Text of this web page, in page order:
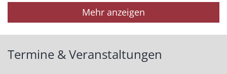
Mehr anzeigen
Termine & Veranstaltungen